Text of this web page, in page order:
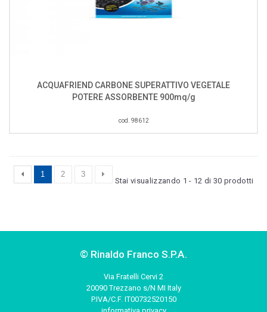
ACQUAFRIEND CARBONE SUPERATTIVO VEGETALE
POTERE ASSORBENTE 900mq/g
cod. 98612
1 2 3
Stai visualizzando 1 - 12 di 30 prodotti
© Rinaldo Franco S.P.A.
Via Fratelli Cervi 2
20090 Trezzano s/N MI Italy
P.IVA/C.F. IT00732520150